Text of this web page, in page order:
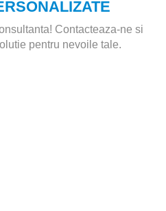
Contacteaza-ne si
pentru nevoile tale.